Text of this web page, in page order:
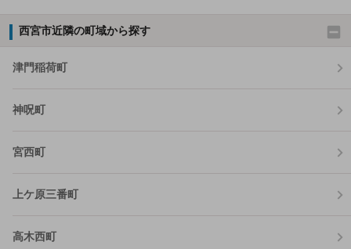
西宮市近隣の町域から探す
津門稲荷町
神呪町
宮西町
上ケ原三番町
高木西町